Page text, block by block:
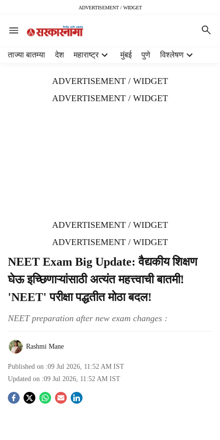
ADVERTISEMENT / WIDGET
ताज्या बातम्या देश महाराष्ट्र मुंबई पुणे विश्लेषण
ADVERTISEMENT / WIDGET
ADVERTISEMENT / WIDGET
ADVERTISEMENT / WIDGET
ADVERTISEMENT / WIDGET
NEET Exam Big Update: वैद्यकीय शिक्षण
घेऊ इच्छिणाऱ्यांसाठी अत्यंत महत्त्वाची बातमी!
'NEET' परीक्षा पद्धतीत मोठा बदल!
NEET preparation after new exam changes :
Rashmi Mane
Published on :09 Jul 2026, 11:52 AM IST
Updated on :09 Jul 2026, 11:52 AM IST
S